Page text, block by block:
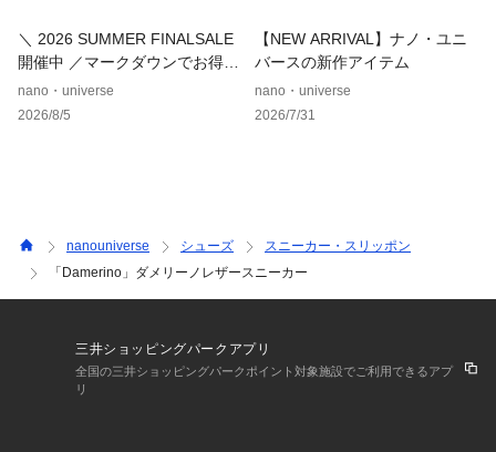
◆お気に入り登録でアイテム情報をゲット◆
気になるアイテムをお気に入り登録して、あなただけの欲しい
ものリストを作成！
いち早く特典情報をゲットして、お買い物をよりお楽しみくだ
＼ 2026 SUMMER FINALSALE
開催中 ／マークダウンでお得に
ゲット！
nano・universe
2026/8/5
【NEW ARRIVAL】ナノ・ユニ
バースの新作アイテム
nano・universe
2026/7/31
nanouniverse シューズ
スニーカー・スリッポン
「Damerino」ダメリーノレザースニーカー
三井ショッピングパークアプリ
全国の三井ショッピングパークポイント対象施設でご利用できるアプ
リ